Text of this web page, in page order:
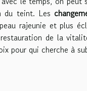
du teint. Les
rajeunie et plus
de la
pour qui cherche à